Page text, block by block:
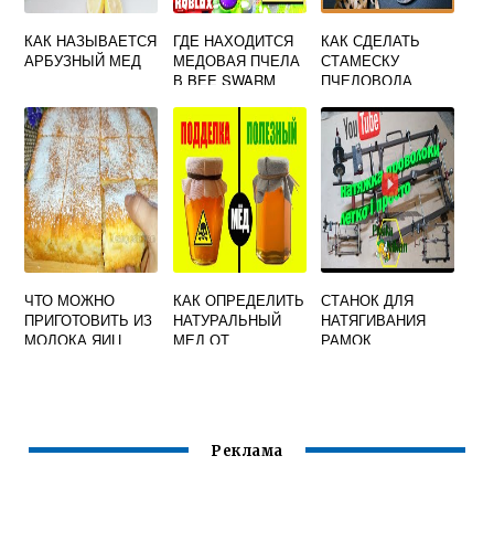
КАК НАЗЫВАЕТСЯ
АРБУЗНЫЙ МЕД
ГДЕ НАХОДИТСЯ
МЕДОВАЯ ПЧЕЛА
В BEE SWARM
КАК СДЕЛАТЬ
СТАМЕСКУ
ПЧЕЛОВОДА
ЧТО МОЖНО
ПРИГОТОВИТЬ ИЗ
МОЛОКА ЯИЦ
КАК ОПРЕДЕЛИТЬ
НАТУРАЛЬНЫЙ
МЕД ОТ
СТАНОК ДЛЯ
НАТЯГИВАНИЯ
РАМОК
Реклама